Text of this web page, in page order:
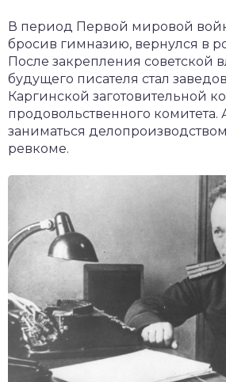
В период Первой мировой
бросив гимназию, вернулся в
После закрепления советской
будущего писателя стал
Каргинской заготовительной
продовольственного комитета.
заниматься
ревкоме.